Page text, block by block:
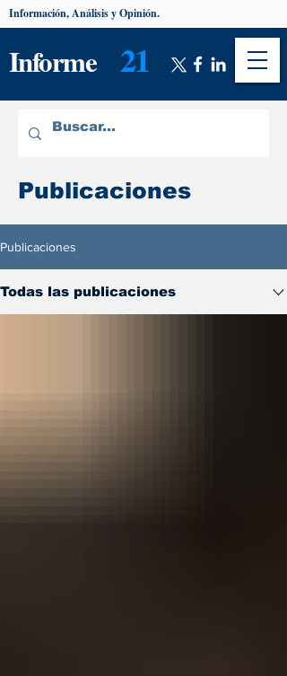
Informe 21
Información, Análisis y Opinión.
Publicaciones
Publicaciones
Todas las publicaciones